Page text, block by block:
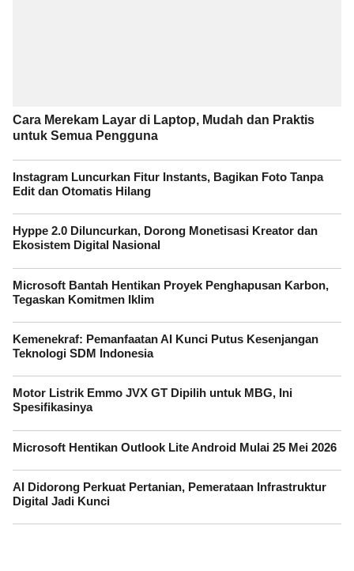
Cara Merekam Layar di Laptop, Mudah dan Praktis
untuk Semua Pengguna
Instagram Luncurkan Fitur Instants, Bagikan Foto Tanpa
Edit dan Otomatis Hilang
Hyppe 2.0 Diluncurkan, Dorong Monetisasi Kreator dan
Ekosistem Digital Nasional
Microsoft Bantah Hentikan Proyek Penghapusan Karbon,
Tegaskan Komitmen Iklim
Kemenekraf: Pemanfaatan AI Kunci Putus Kesenjangan
Teknologi SDM Indonesia
Motor Listrik Emmo JVX GT Dipilih untuk MBG, Ini
Spesifikasinya
Microsoft Hentikan Outlook Lite Android Mulai 25 Mei 2026
AI Didorong Perkuat Pertanian, Pemerataan Infrastruktur
Digital Jadi Kunci